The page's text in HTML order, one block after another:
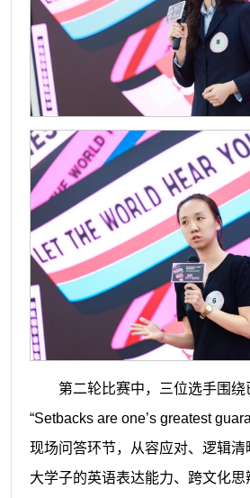
第二轮比赛中，三位选手围绕
“Setbacks are one’s greatest
现场问答环节，从容应对、逻辑清
大学子的英语表达能力、跨文化